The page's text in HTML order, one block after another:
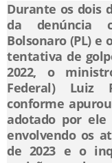
Durante os dois
da denúncia
Bolsonaro (PL)
tentativa de
2022, o
Federal) Luiz
conforme
adotado por ele
envolvendo os
de 2023 e o